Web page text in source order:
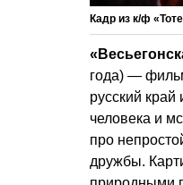
Кадр из к/ф
года) —
русский край
человека и
про
дружбы.